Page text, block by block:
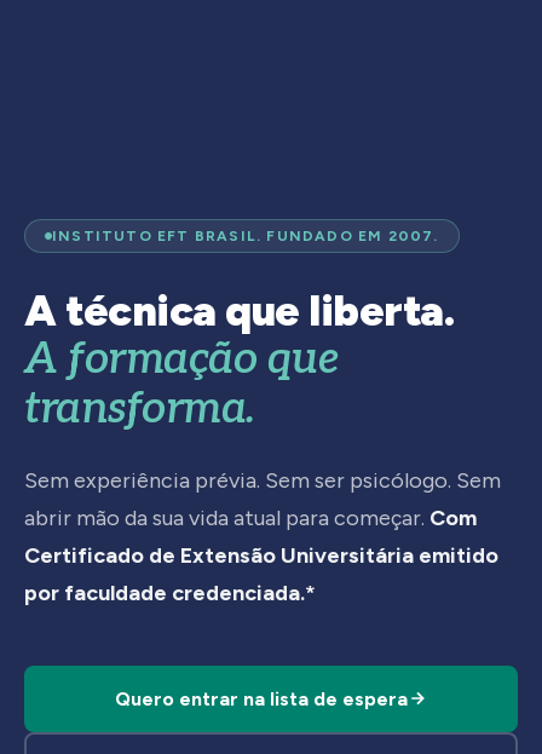
INSTITUTO EFT BRASIL. FUNDADO EM 2007.
A técnica que liberta.
A formação que
transforma.
Sem experiência prévia. Sem ser psicólogo. Sem
abrir mão da sua vida atual para começar. Com
Certificado de Extensão Universitária emitido
por faculdade credenciada.*
Quero entrar na lista de espera